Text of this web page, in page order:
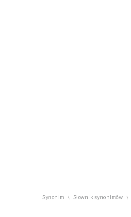
Synonim \ Słownik synonimów \